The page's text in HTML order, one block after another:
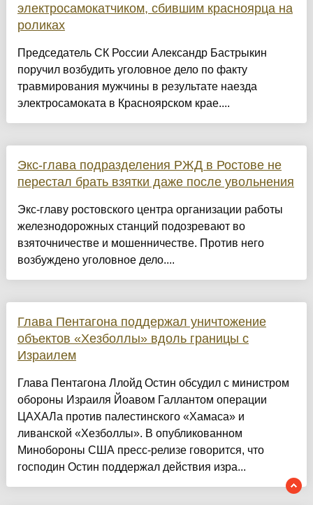
электросамокатчиком, сбившим красноярца на
роликах
Председатель СК России Александр Бастрыкин
поручил возбудить уголовное дело по факту
травмирования мужчины в результате наезда
электросамоката в Красноярском крае....
Экс-глава подразделения РЖД в Ростове не
перестал брать взятки даже после увольнения
Экс-главу ростовского центра организации работы
железнодорожных станций подозревают во
взяточничестве и мошенничестве. Против него
возбуждено уголовное дело....
Глава Пентагона поддержал уничтожение
объектов «Хезболлы» вдоль границы с
Израилем
Глава Пентагона Ллойд Остин обсудил с министром
обороны Израиля Йоавом Галлантом операции
ЦАХАЛа против палестинского «Хамаса» и
ливанской «Хезболлы». В опубликованном
Минобороны США пресс-релизе говорится, что
господин Остин поддержал действия изра...